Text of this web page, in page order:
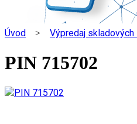
Úvod > Výpredaj
PIN 715702